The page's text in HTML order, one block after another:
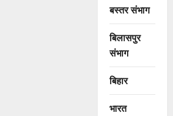
बस्तर संभाग
बिलासपुर
संभाग
बिहार
भारत